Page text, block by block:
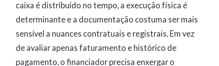
caixa é distribuído no tempo, a execução física é
determinante e a documentação costuma ser mais
sensível a nuances contratuais e registrais. Em vez
de avaliar apenas faturamento e histórico de
pagamento, o financiador precisa enxergar o